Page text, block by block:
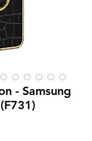
- Samsung